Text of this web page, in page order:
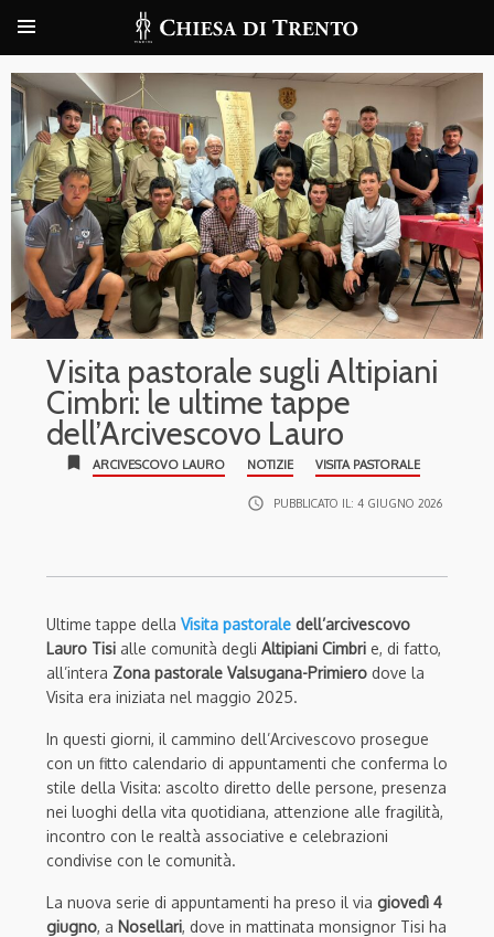
Visita pastorale sugli Altipiani
Cimbri: le ultime tappe
dell’Arcivescovo Lauro
bookmark ARCIVESCOVO LAURO NOTIZIE VISITA PASTORALE
access_time PUBBLICATO IL: 4 GIUGNO 2026
Ultime tappe della Visita pastorale dell’arcivescovo
Lauro Tisi alle comunità degli Altipiani Cimbri e, di fatto,
all’intera Zona pastorale Valsugana-Primiero dove la
Visita era iniziata nel maggio 2025.
In questi giorni, il cammino dell’Arcivescovo prosegue
con un fitto calendario di appuntamenti che conferma lo
stile della Visita: ascolto diretto delle persone, presenza
nei luoghi della vita quotidiana, attenzione alle fragilità,
incontro con le realtà associative e celebrazioni
condivise con le comunità.
La nuova serie di appuntamenti ha preso il via giovedì 4
giugno, a Nosellari, dove in mattinata monsignor Tisi ha